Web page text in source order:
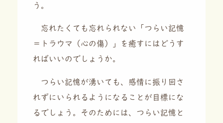
う。
忘れたくても忘れられない「つらい記憶
＝トラウマ（心の傷）」を癒すにはどうす
ればいいのでしょうか。
つらい記憶が湧いても、感情に振り回さ
れずにいられるようになることが目標にな
るでしょう。そのためには、つらい記憶と